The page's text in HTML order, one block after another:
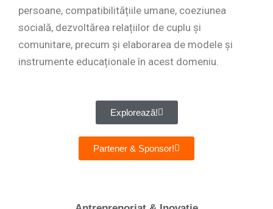
persoane, compatibilitățiile umane, coeziunea
socială, dezvoltărea relațiilor de cuplu și
comunitare, precum și elaborarea de modele și
instrumente educaționale în acest domeniu.
Explorează!
Partener & Sponsor!